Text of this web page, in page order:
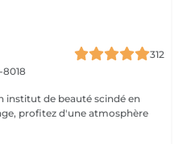
312
8018
institut de beauté scindé en